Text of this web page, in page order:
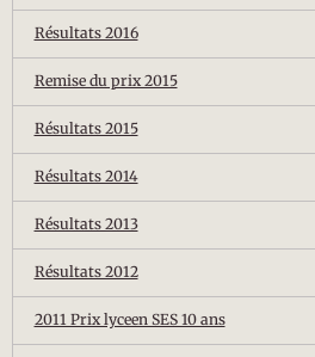
Résultats 2016
Remise du prix 2015
Résultats 2015
Résultats 2014
Résultats 2013
Résultats 2012
2011 Prix lyceen SES 10 ans